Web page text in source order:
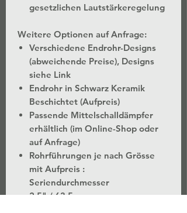
gesetzlichen Lautstärkeregelung
Weitere Optionen auf Anfrage:
Verschiedene Endrohr-Designs
(abweichende Preise), Designs
siehe Link
Endrohr in Schwarz Keramik
Beschichtet (Aufpreis)
Passende Mittelschalldämpfer
erhältlich (im Online-Shop oder
auf Anfrage)
Rohrführungen je nach Grösse
mit Aufpreis :
Seriendurchmesser
2.5" / 63.5 mm